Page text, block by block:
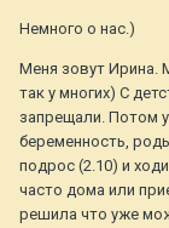
Немного о нас.)
Меня зовут Ирина.
так у многих) С
запрещали. Потом
беременность,
подрос (2.10) и
часто дома или
решила что уже